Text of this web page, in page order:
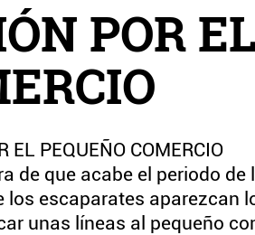
POR
EL PEQUEÑO COMERCIO
de que acabe el periodo
los escaparates aparezcan
unas líneas al pequeño